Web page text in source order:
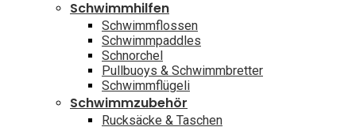
Schwimmhilfen
Schwimmflossen
Schwimmpaddles
Schnorchel
Pullbuoys & Schwimmbretter
Schwimmflügeli
Schwimmzubehör
Rucksäcke & Taschen